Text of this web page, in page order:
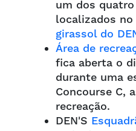
um dos
localizados
girassol do
Área de
fica aberta o
durante uma
Concourse C,
recreação.
DEN'S